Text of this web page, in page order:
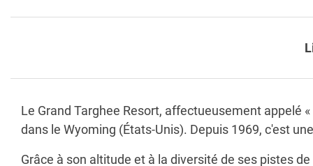
Le Grand Targhee Resort, affectueusement appelé
dans le Wyoming (États-Unis). Depuis 1969, c'est
Grâce à son altitude et à la diversité de ses pistes